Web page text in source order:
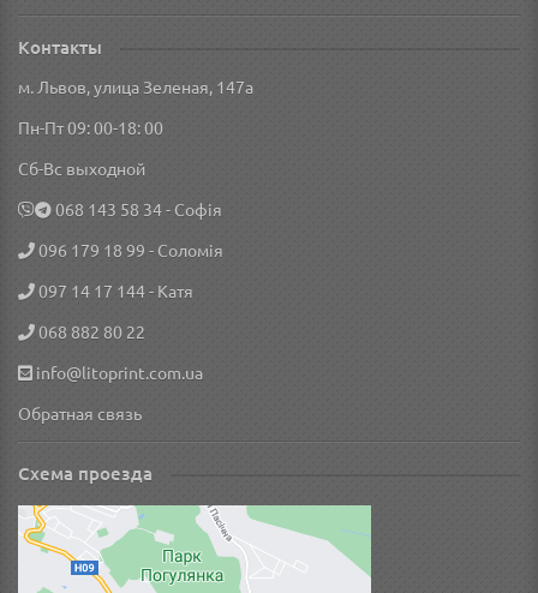
Контакты
м. Львов, улица Зеленая, 147а
Пн-Пт 09: 00-18: 00
Сб-Вс выходной
‎068 143 58 34- Софія
096 179 18 99 - Соломія
097 14 17 144- Катя
068 882 80 22
info@litoprint.com.ua
Обратная связь
Схема проезда